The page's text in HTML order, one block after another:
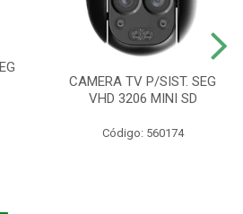
CAMERA TV P/SIST. SEG
VHD 3206 MINI SD
Código: 560174